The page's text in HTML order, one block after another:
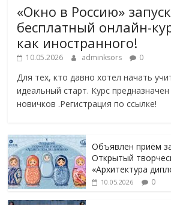
«Окно в Россию»
бесплатный онлайн-
как иностранного!
10.05.2026 adminksors 0
Для тех, кто давно хотел начать
идеальный старт. Курс
новичков .Регистрация по ссылке!
Объявлен приём
Открытый
«Архитектура
10.05.2026 0